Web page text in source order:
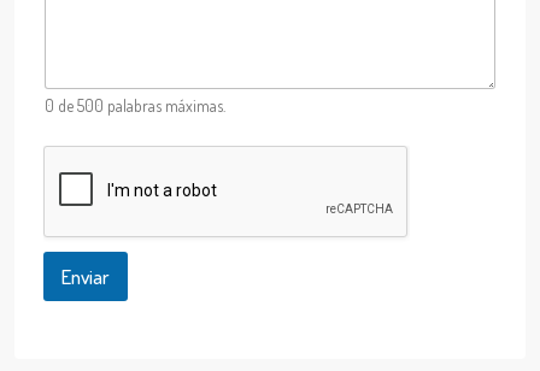
e
t
i
0 de 500 palabras máximas.
Enviar